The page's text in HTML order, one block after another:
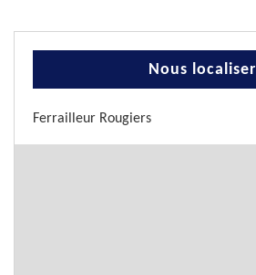
Nous localiser
Ferrailleur Rougiers